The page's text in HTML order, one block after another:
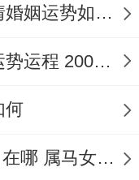
。感情世界将
，但所遇桃花
易陷入短暂或
1969年属鸡的人2026年感情婚姻运势如何 1969年属鸡的五行是属土还是属金
2000年属龙人2026年全年运势运程 2000年属什么生肖
何
2026年底属马女的事业方向在哪 属马女的事业心